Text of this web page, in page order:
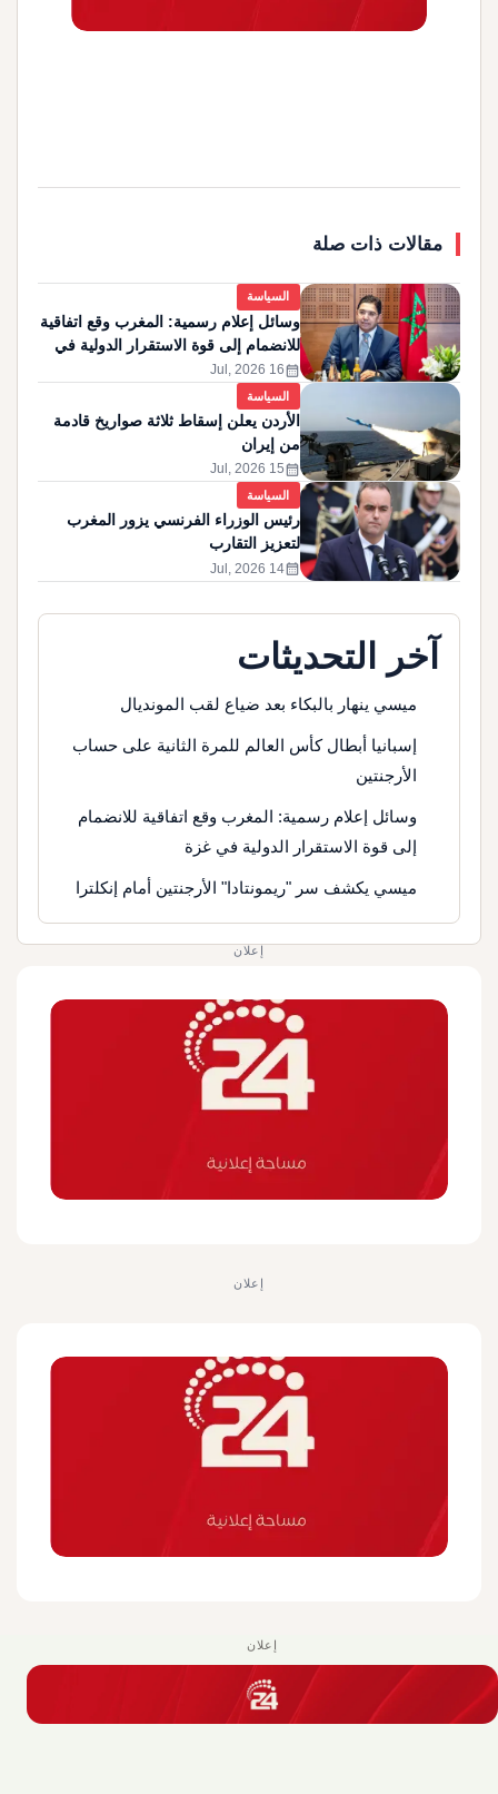
مقالات ذات صلة
السياسة
وسائل إعلام رسمية: المغرب وقع اتفاقية
للانضمام إلى قوة الاستقرار الدولية في
غزة
calendar_month
16 Jul, 2026
السياسة
الأردن يعلن إسقاط ثلاثة صواريخ قادمة
من إيران
calendar_month
15 Jul, 2026
السياسة
رئيس الوزراء الفرنسي يزور المغرب
لتعزيز التقارب
calendar_month
14 Jul, 2026
آخر التحديثات
ميسي ينهار بالبكاء بعد ضياع لقب المونديال
إسبانيا أبطال كأس العالم للمرة الثانية على حساب
الأرجنتين
وسائل إعلام رسمية: المغرب وقع اتفاقية للانضمام
إلى قوة الاستقرار الدولية في غزة
ميسي يكشف سر "ريمونتادا" الأرجنتين أمام إنكلترا
إعلان
إعلان
إعلان